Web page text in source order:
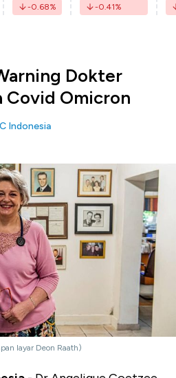
-0.68% -0.41%
Dokter
Covid Omicron
Indonesia
layar Deon Raath)